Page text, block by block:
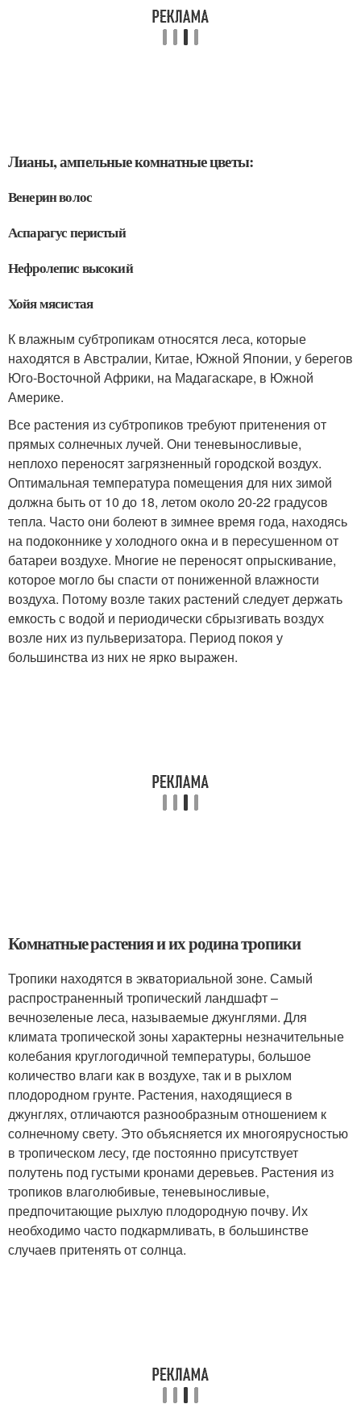
Лианы, ампельные комнатные цветы:
Венерин волос
Аспарагус перистый
Нефролепис высокий
Хойя мясистая
К влажным субтропикам относятся леса, которые
находятся в Австралии, Китае, Южной Японии, у берегов
Юго-Восточной Африки, на Мадагаскаре, в Южной
Америке.
Все растения из субтропиков требуют притенения от
прямых солнечных лучей. Они теневыносливые,
неплохо переносят загрязненный городской воздух.
Оптимальная температура помещения для них зимой
должна быть от 10 до 18, летом около 20-22 градусов
тепла. Часто они болеют в зимнее время года, находясь
на подоконнике у холодного окна и в пересушенном от
батареи воздухе. Многие не переносят опрыскивание,
которое могло бы спасти от пониженной влажности
воздуха. Потому возле таких растений следует держать
емкость с водой и периодически сбрызгивать воздух
возле них из пульверизатора. Период покоя у
большинства из них не ярко выражен.
Комнатные растения и их родина тропики
Тропики находятся в экваториальной зоне. Самый
распространенный тропический ландшафт –
вечнозеленые леса, называемые джунглями. Для
климата тропической зоны характерны незначительные
колебания круглогодичной температуры, большое
количество влаги как в воздухе, так и в рыхлом
плодородном грунте. Растения, находящиеся в
джунглях, отличаются разнообразным отношением к
солнечному свету. Это объясняется их многоярусностью
в тропическом лесу, где постоянно присутствует
полутень под густыми кронами деревьев. Растения из
тропиков влаголюбивые, теневыносливые,
предпочитающие рыхлую плодородную почву. Их
необходимо часто подкармливать, в большинстве
случаев притенять от солнца.